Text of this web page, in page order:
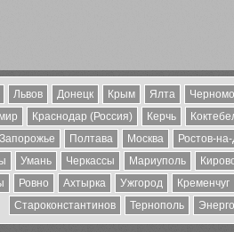
Львов Донецк Крым Ялта
Краснодар (Россия) Керчь
Запорожье Полтава Москва
Ростов-
Умань Черкассы Мариуполь
Ровно Ахтырка Ужгород
Кременчуг
Староконстантинов
Тернополь